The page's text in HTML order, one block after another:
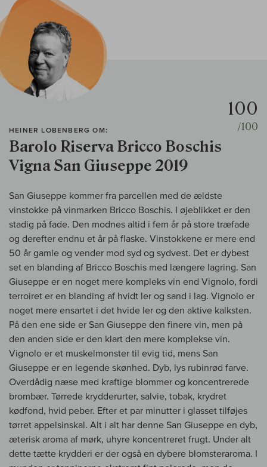
HEINER LOBENBERG OM:
Barolo Riserva Bricco Boschis
Vigna San Giuseppe 2019
100
/100
San Giuseppe kommer fra parcellen med de ældste
vinstokke på vinmarken Bricco Boschis. I øjeblikket er den
stadig på fade. Den modnes altid i fem år på store træfade
og derefter endnu et år på flaske. Vinstokkene er mere end
50 år gamle og vender mod syd og sydvest. Det er dybest
set en blanding af Bricco Boschis med længere lagring. San
Giuseppe er en noget mere kompleks vin end Vignolo, fordi
terroiret er en blanding af hvidt ler og sand i lag. Vignolo er
noget mere ensartet i det hvide ler og den aktive kalksten.
På den ene side er San Giuseppe den finere vin, men på
den anden side er den klart den mere komplekse vin.
Vignolo er et muskelmonster til evig tid, mens San
Giuseppe er en legende skønhed. Dyb, lys rubinrød farve.
Overdådig næse med kraftige blommer og koncentrerede
brombær. Tørrede krydderurter, salvie, tobak, krydret
kødfond, hvid peber. Efter et par minutter i glasset tilføjes
tørret appelsinskal. Alt i alt har denne San Giuseppe en dyb,
æterisk aroma af mørk, uhyre koncentreret frugt. Under alt
dette tætte krydderi er der også en dybere blomsteraroma. I